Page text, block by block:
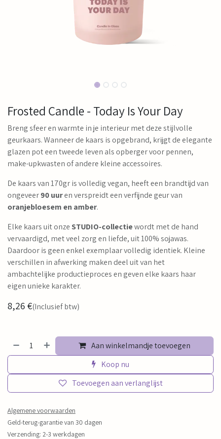
Frosted Candle - Today Is Your Day
Breng sfeer en warmte in je interieur met deze stijlvolle
geurkaars. Wanneer de kaars is opgebrand, krijgt de elegante
glazen pot een tweede leven als opberger voor pennen,
make-upkwasten of andere kleine accessoires.
De kaars van 170gr is volledig vegan, heeft een brandtijd van
ongeveer90 uuren verspreidt een verfijnde geur van
oranjebloesem en amber.
Elke kaars uit onzeSTUDIO-collectiewordt met de hand
vervaardigd, met veel zorg en liefde, uit 100% sojawas.
Daardoor is geen enkel exemplaar volledig identiek. Kleine
verschillen in afwerking maken deel uit van het
ambachtelijke productieproces en geven elke kaars haar
eigen unieke karakter.
8,26€(Inclusief btw)
Aan winkelmandje toevoegen
Koop nu
Toevoegen aan verlanglijst
Algemene voorwaarden
Geld-terug-garantie van 30 dagen
Verzending: 2-3 werkdagen